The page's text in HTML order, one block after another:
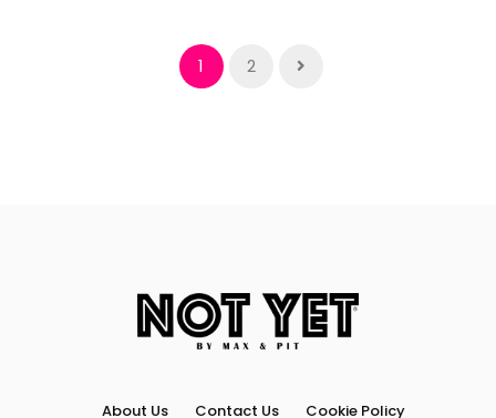
1 2
About Us Contact Us Cookie Policy